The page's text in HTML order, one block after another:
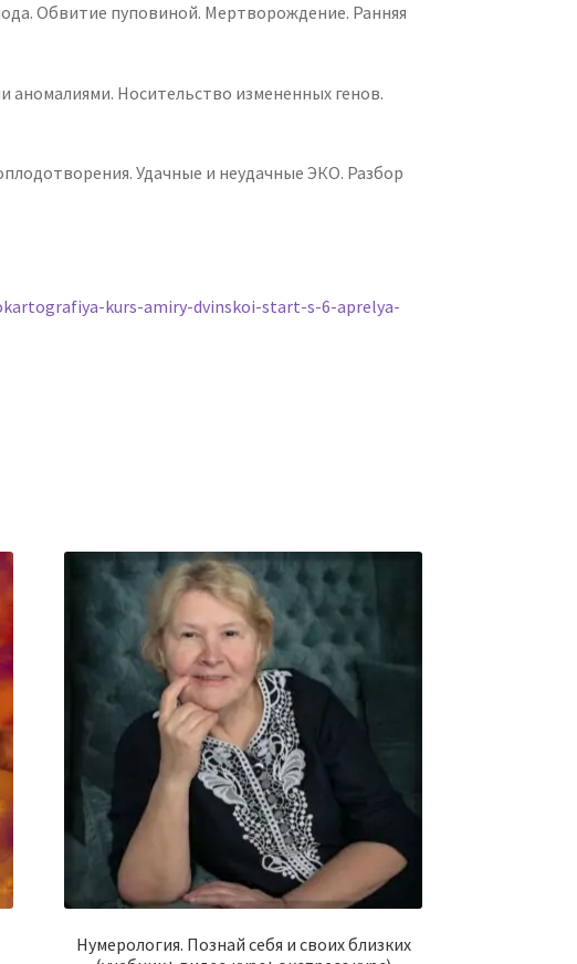
Обвитие пуповиной. Мертворождение. Ранняя
аномалиями. Носительство измененных генов.
Удачные и неудачные ЭКО. Разбор
kurs-amiry-dvinskoi-start-s-6-aprelya-
Нумерология. Познай себя и своих близких